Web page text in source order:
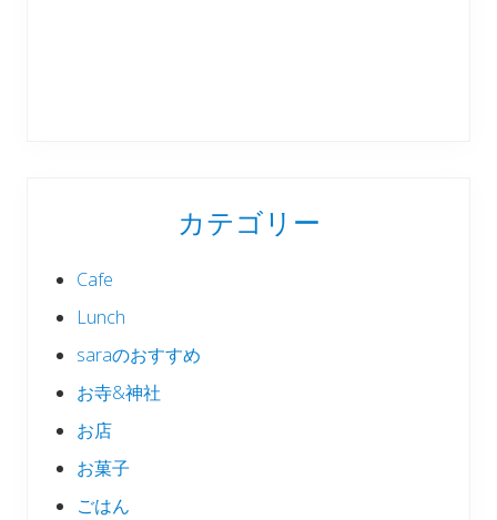
カテゴリー
Cafe
Lunch
saraのおすすめ
お寺&神社
お店
お菓子
ごはん